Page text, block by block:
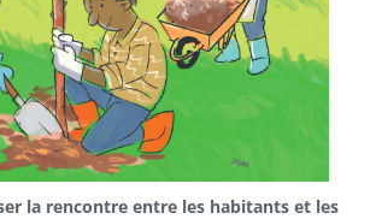
la rencontre entre les habitants et les